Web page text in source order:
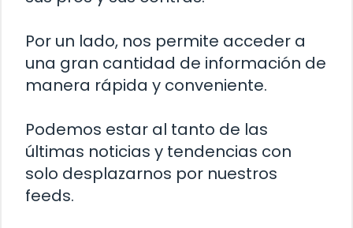
Por un lado, nos permite acceder a
una gran cantidad de información de
manera rápida y conveniente.
Podemos estar al tanto de las
últimas noticias y tendencias con
solo desplazarnos por nuestros
feeds.